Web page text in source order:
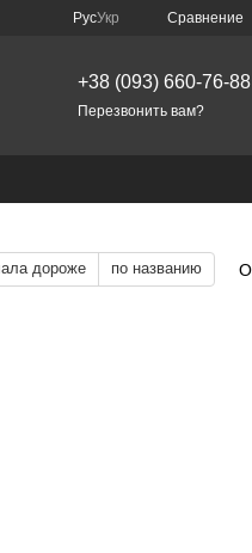
РусУкр Сравнение
+38 (093) 660-76-88
Перезвонить вам?
дороже по названию